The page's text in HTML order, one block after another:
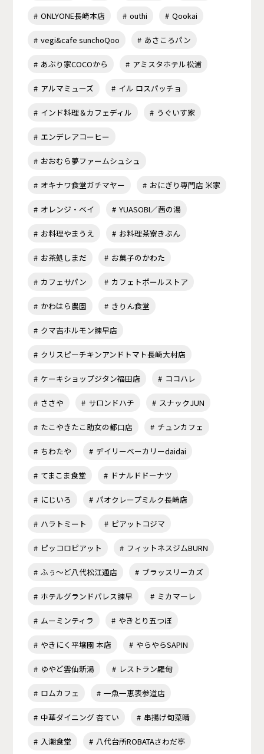
ONLYONE長崎本店 outhi Qookai
vegi&cafe sunchoQoo あさころパン
あぶり家COCOから アミスタホテル松浦
アルマミューズ イル ロスパッチョ
インド料理＆カフェディル うぐいす家
エンデレアコーヒー
おおむら夢ファームシュシュ
オキナワ食堂ガチマヤー おにぎり専門店 米家
オレンジ・ベイ YUASOBI／茜の湯
お料理やまうえ お料理茶寮きぶん
お茶処しまだ お菓子のかわた
カフェサパン カフェトポールストア
かわはら農園 きりん食堂
クマ吉ホルモン諫早店
クリスピーチキンアンドトマト長崎大村店
ケーキショップジタン福田店 ココハレ
ささや サロンドハチ スナックJUN
たこやきたこ助女の都口店 チュンカフェ
ちわたや デイリーベーカリーdaidai
てまこま食堂 ドナルドドーナツ
にじいろ パオクレープミルク長崎店
ハラトミート ピアットコジマ
ピッコロピアット フィットネスジムBURN
ふぅ～ど八代松江通店 ブラッスリーカズ
ホテルグランドパレス諫早 ミカマーレ
ムーミンティラ やきとり五つぼ
やきにく平壌園 本店 やらやらSAPIN
ゆやど雲仙新湯 レストラン羅甸
ロムカフェ 一魚一恵表参道店
中華ダイニング 杏てい 串揚げ旬菜晴
入潮食堂 八代台所ROBATAさわだ亭